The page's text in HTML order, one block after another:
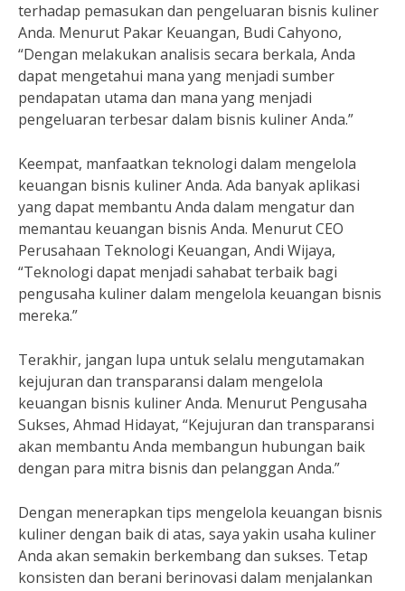
terhadap pemasukan dan pengeluaran bisnis kuliner
Anda. Menurut Pakar Keuangan, Budi Cahyono,
“Dengan melakukan analisis secara berkala, Anda
dapat mengetahui mana yang menjadi sumber
pendapatan utama dan mana yang menjadi
pengeluaran terbesar dalam bisnis kuliner Anda.”
Keempat, manfaatkan teknologi dalam mengelola
keuangan bisnis kuliner Anda. Ada banyak aplikasi
yang dapat membantu Anda dalam mengatur dan
memantau keuangan bisnis Anda. Menurut CEO
Perusahaan Teknologi Keuangan, Andi Wijaya,
“Teknologi dapat menjadi sahabat terbaik bagi
pengusaha kuliner dalam mengelola keuangan bisnis
mereka.”
Terakhir, jangan lupa untuk selalu mengutamakan
kejujuran dan transparansi dalam mengelola
keuangan bisnis kuliner Anda. Menurut Pengusaha
Sukses, Ahmad Hidayat, “Kejujuran dan transparansi
akan membantu Anda membangun hubungan baik
dengan para mitra bisnis dan pelanggan Anda.”
Dengan menerapkan tips mengelola keuangan bisnis
kuliner dengan baik di atas, saya yakin usaha kuliner
Anda akan semakin berkembang dan sukses. Tetap
konsisten dan berani berinovasi dalam menjalankan